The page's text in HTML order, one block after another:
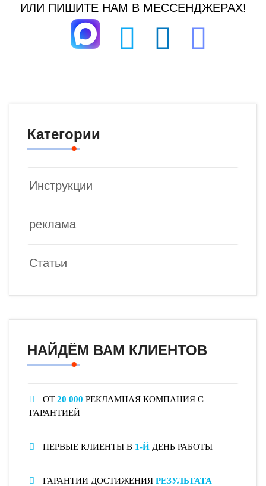
ИЛИ ПИШИТЕ НАМ В МЕССЕНДЖЕРАХ!
Категории
Инструкции
реклама
Статьи
НАЙДЁМ ВАМ КЛИЕНТОВ
ОТ 20 000 РЕКЛАМНАЯ КОМПАНИЯ С
ГАРАНТИЕЙ
ПЕРВЫЕ КЛИЕНТЫ В 1-Й ДЕНЬ РАБОТЫ
ГАРАНТИИ ДОСТИЖЕНИЯ РЕЗУЛЬТАТА